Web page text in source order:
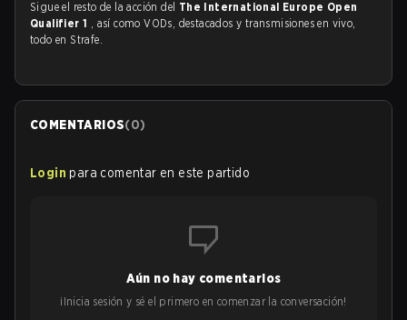
Sigue el resto de la acción del The International Europe Open
Qualifier 1 , así como VODs, destacados y transmisiones en vivo,
todo en Strafe.
COMENTARIOS(0)
Login para comentar en este partido
Aún no hay comentarios
¡Inicia sesión y sé el primero en comenzar la conversación!